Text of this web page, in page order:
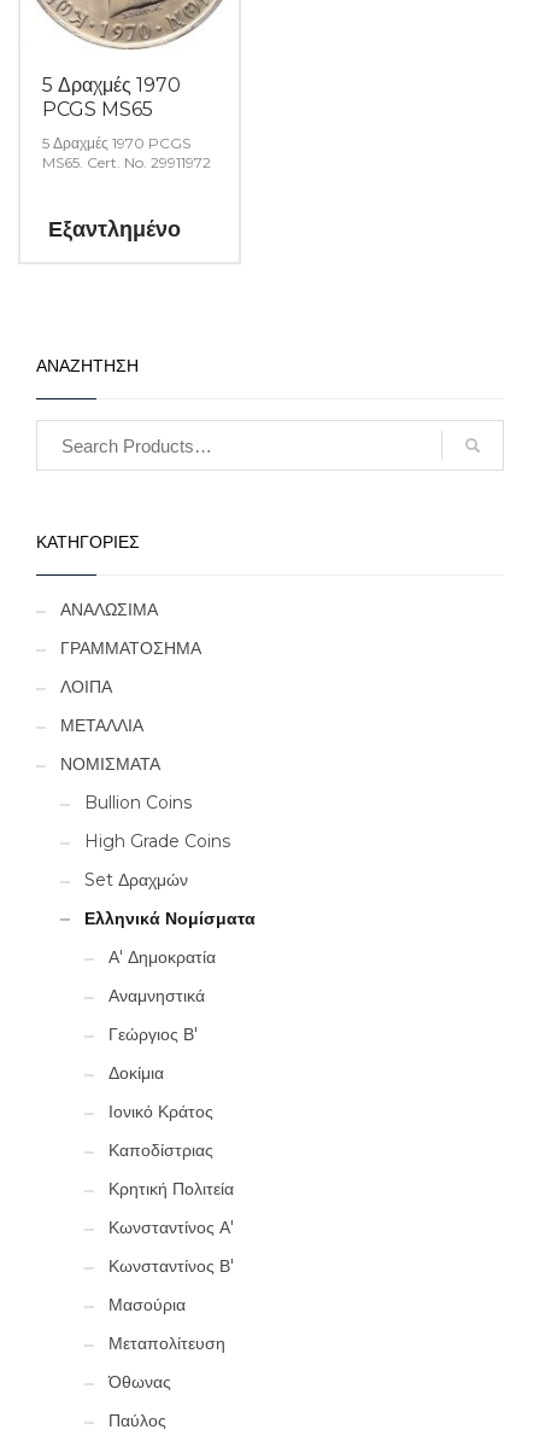
5 Δραχμές 1970
PCGS MS65
5 Δραχμές 1970 PCGS
MS65. Cert. No. 29911972
Εξαντλημένο
ΑΝΑΖΗΤΗΣΗ
ΚΑΤΗΓΟΡΙΕΣ
ΑΝΑΛΩΣΙΜΑ
ΓΡΑΜΜΑΤΟΣΗΜΑ
ΛΟΙΠΑ
ΜΕΤΑΛΛΙΑ
ΝΟΜΙΣΜΑΤΑ
Bullion Coins
High Grade Coins
Set Δραχμών
Ελληνικά Νομίσματα
Α' Δημοκρατία
Αναμνηστικά
Γεώργιος Β'
Δοκίμια
Ιονικό Κράτος
Καποδίστριας
Κρητική Πολιτεία
Κωνσταντίνος Α'
Κωνσταντίνος Β'
Μασούρια
Μεταπολίτευση
Όθωνας
Παύλος